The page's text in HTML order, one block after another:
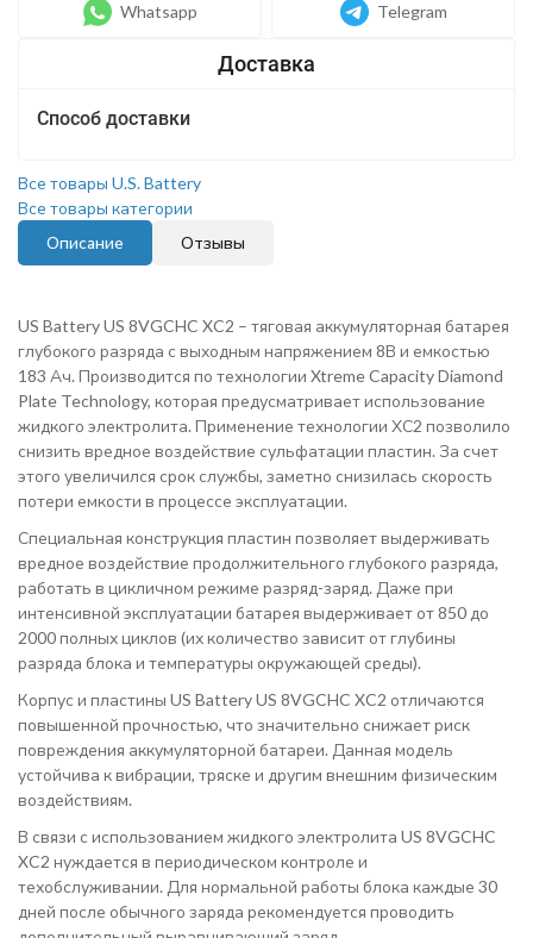
Whatsapp Telegram
Способ доставки
Все товары U.S. Battery
Все товары категории
Описание
Отзывы
US Battery US 8VGCHC XC2 – тяговая аккумуляторная батарея
глубокого разряда с выходным напряжением 8В и емкостью
183 Ач. Производится по технологии Xtreme Capacity Diamond
Plate Technology, которая предусматривает использование
жидкого электролита. Применение технологии ХС2 позволило
снизить вредное воздействие сульфатации пластин. За счет
этого увеличился срок службы, заметно снизилась скорость
потери емкости в процессе эксплуатации.
Специальная конструкция пластин позволяет выдерживать
вредное воздействие продолжительного глубокого разряда,
работать в цикличном режиме разряд-заряд. Даже при
интенсивной эксплуатации батарея выдерживает от 850 до
2000 полных циклов (их количество зависит от глубины
разряда блока и температуры окружающей среды).
Корпус и пластины US Battery US 8VGCHC XC2 отличаются
повышенной прочностью, что значительно снижает риск
повреждения аккумуляторной батареи. Данная модель
устойчива к вибрации, тряске и другим внешним физическим
воздействиям.
В связи с использованием жидкого электролита US 8VGCHC
XC2 нуждается в периодическом контроле и
техобслуживании. Для нормальной работы блока каждые 30
дней после обычного заряда рекомендуется проводить